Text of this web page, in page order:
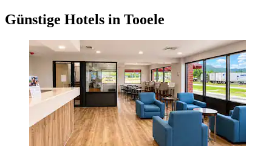
Günstige Hotels in Tooele